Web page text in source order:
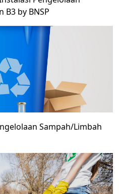
B3 by BNSP
Sampah/Limbah